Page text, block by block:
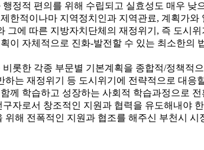
정적 편의를 위해 수립되고 실효성도 매우
한적이나마 지역정치인과 지역관료, 계획가
그에 따른 지방자치단체의 재정위기, 즉 도시
이 자체적으로 진화-발전할 수 있는 최소한의
롯한 각종 부문별 기본계획을 종합적/정책적
하는 재정위기 등 도시위기에 전략적으로 대
께 학습하고 성장하는 사회적 학습과정으로
자로서 창조적인 지원과 협력을 유도해내야
위해 전폭적인 지원과 협조를 해주신 부천시